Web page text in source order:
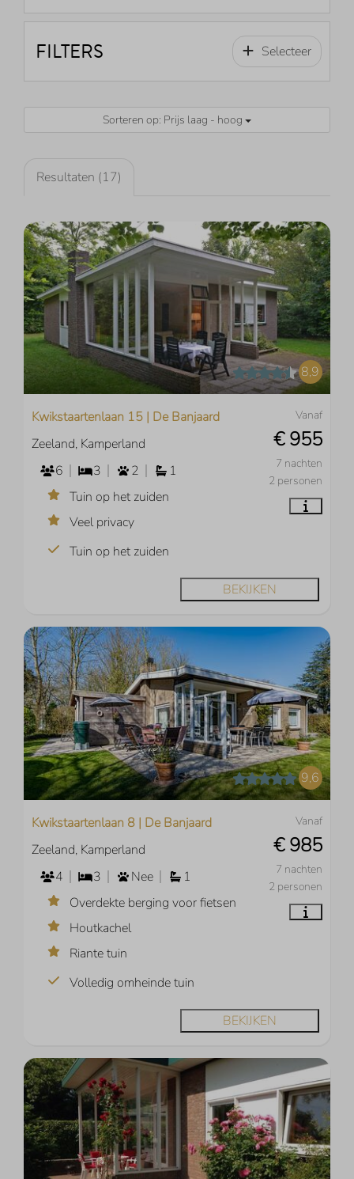
FILTERS Selecteer
Sorteren op: Prijs laag - hoog
Resultaten (17)
8,9
Vanaf
€ 955
7 nachten
2 personen
Kwikstaartenlaan 15 | De Banjaard
Zeeland, Kamperland
6
3 2
1
Tuin op het zuiden
Veel privacy
Tuin op het zuiden
BEKIJKEN
9,6
Vanaf
€ 985
7 nachten
2 personen
Kwikstaartenlaan 8 | De Banjaard
Zeeland, Kamperland
4
3 Nee
1
Overdekte berging voor fietsen
Houtkachel
Riante tuin
Volledig omheinde tuin
BEKIJKEN